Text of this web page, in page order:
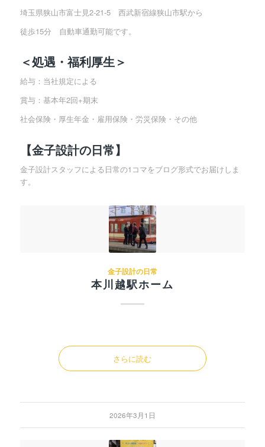
埼玉県狭山市富士見2-21-5 西武新宿線狭山市駅から
徒歩15分 自動車通勤可能です。
＜処遇・福利厚生＞
給与：当社規定による
賞与：基本年2回+期末
社会保険・厚生年金・雇用保険・労災保険・その他
【金子設計の日常】
金子設計スタッフによる日常の1コマをブログ形式でお届けしま
す。
金子設計の日常
本川越駅ホーム
さらに読む
2026年3月1日